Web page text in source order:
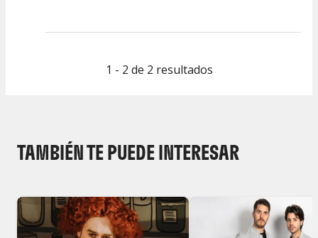
1 - 2 de 2 resultados
TAMBIÉN TE PUEDE INTERESAR